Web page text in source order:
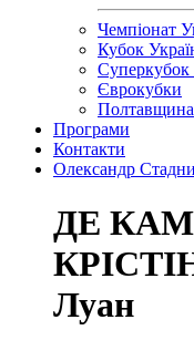
Чемпіонат
Кубок
Суперкубок
Єврокубки
Полтавщина
Програми
Контакти
Олександр
ДЕ
Луан